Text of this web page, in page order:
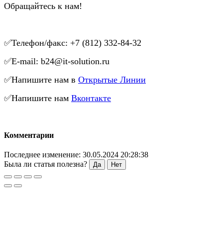
Обращайтесь к нам!
✅Телефон/факс: +7 (812) 332-84-32
✅E-mail: b24@it-solution.ru
✅Напишите нам в Открытые Линии
✅Напишите нам Вконтакте
Комментарии
Последнее изменение: 30.05.2024 20:28:38
Была ли статья полезна?
Да Нет